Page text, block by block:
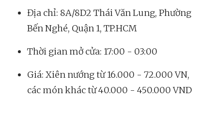
Địa chỉ: 8A/8D2 Thái Văn Lung, Phường
Bến Nghé, Quận 1, TP.HCM
Thời gian mở cửa: 17:00 - 03:00
Giá: Xiên nướng từ 16.000 - 72.000 VN,
các món khác từ 40.000 - 450.000 VND